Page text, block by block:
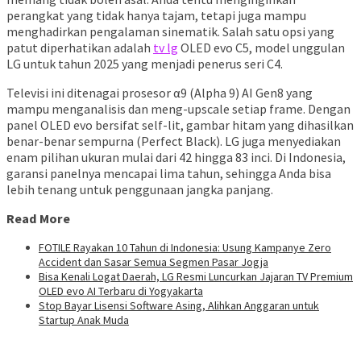
perangkat yang tidak hanya tajam, tetapi juga mampu
menghadirkan pengalaman sinematik. Salah satu opsi yang
patut diperhatikan adalah tv lg OLED evo C5, model unggulan
LG untuk tahun 2025 yang menjadi penerus seri C4.
Televisi ini ditenagai prosesor α9 (Alpha 9) AI Gen8 yang
mampu menganalisis dan meng-upscale setiap frame. Dengan
panel OLED evo bersifat self-lit, gambar hitam yang dihasilkan
benar-benar sempurna (Perfect Black). LG juga menyediakan
enam pilihan ukuran mulai dari 42 hingga 83 inci. Di Indonesia,
garansi panelnya mencapai lima tahun, sehingga Anda bisa
lebih tenang untuk penggunaan jangka panjang.
Read More
FOTILE Rayakan 10 Tahun di Indonesia: Usung Kampanye Zero
Accident dan Sasar Semua Segmen Pasar Jogja
Bisa Kenali Logat Daerah, LG Resmi Luncurkan Jajaran TV Premium
OLED evo AI Terbaru di Yogyakarta
Stop Bayar Lisensi Software Asing, Alihkan Anggaran untuk
Startup Anak Muda